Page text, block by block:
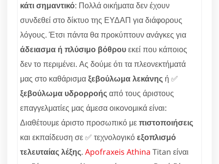
κάτι σημαντικό: Πολλά οικήματα δεν έχουν
συνδεθεί στο δίκτυο της ΕΥΔΑΠ για διάφορους
λόγους. Έτσι πάντα θα προκύπτουν ανάγκες για
άδειασμα ή πλύσιμο βόθρουεκεί που κάποιος
δεν το περιμένει. Ας δούμε ότι τα πλεονεκτήματά
μας στο καθάρισμαξεβούλωμα λεκάνης ή ✅
ξεβούλωμα υδρορροήςαπό τους άριστους
επαγγελματίες μας άμεσα οικονομικά είναι:
Διαθέτουμε άριστο προσωπικό μεπιστοποιήσεις
και εκπαίδευση σε ✅ τεχνολογικόεξοπλισμό
τελευταίας λέξης. Apofraxeis Athina Titan είναι